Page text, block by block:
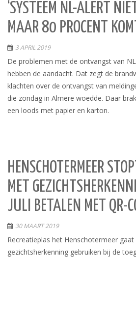
‘SYSTEEM NL-ALERT
MAAR 80 PROCENT
3 APRIL 2019
De problemen met de ontvangst van
hebben de aandacht. Dat zegt de
klachten over de ontvangst van
die zondag in Almere woedde. Daar
een loods met papier en karton.
HENSCHOTERMEER
MET
JULI BETALEN MET QR-
30 MAART 2019
Recreatieplas het Henschotermeer
gezichtsherkenning gebruiken bij de